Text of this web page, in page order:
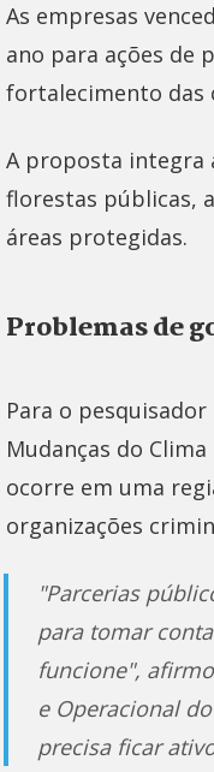
As empresas
ano para ações de
fortalecimento das
A proposta integra
florestas públicas,
áreas protegidas.
Problemas de
Para o
Mudanças do
ocorre em uma
organizações
"Parcerias
para tomar
funcione",
e Operacional
precisa ficar